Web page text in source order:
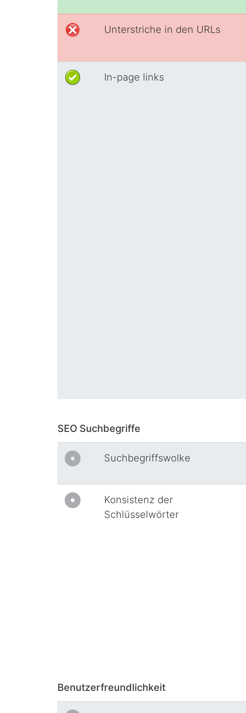
Unterstriche in den URLs
In-page links
SEO Suchbegriffe
Suchbegriffswolke
Konsistenz der
Schlüsselwörter
Benutzerfreundlichkeit